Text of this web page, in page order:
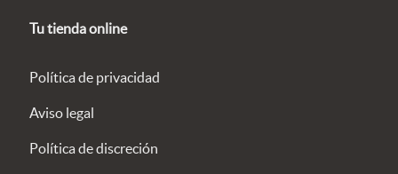
Tu tienda online
Política de privacidad
Aviso legal
Política de discreción